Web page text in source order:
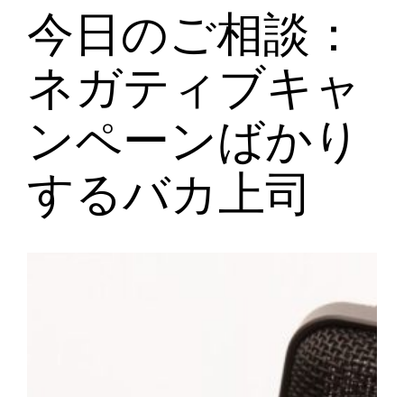
今日のご相談：
ネガティブキャ
ンペーンばかり
するバカ上司